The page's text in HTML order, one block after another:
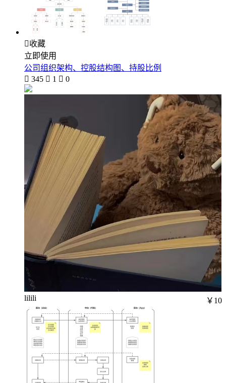
收藏
立即使用
公司组织架构、控股结构图、持股比例
 345  1  0
lilili ￥10